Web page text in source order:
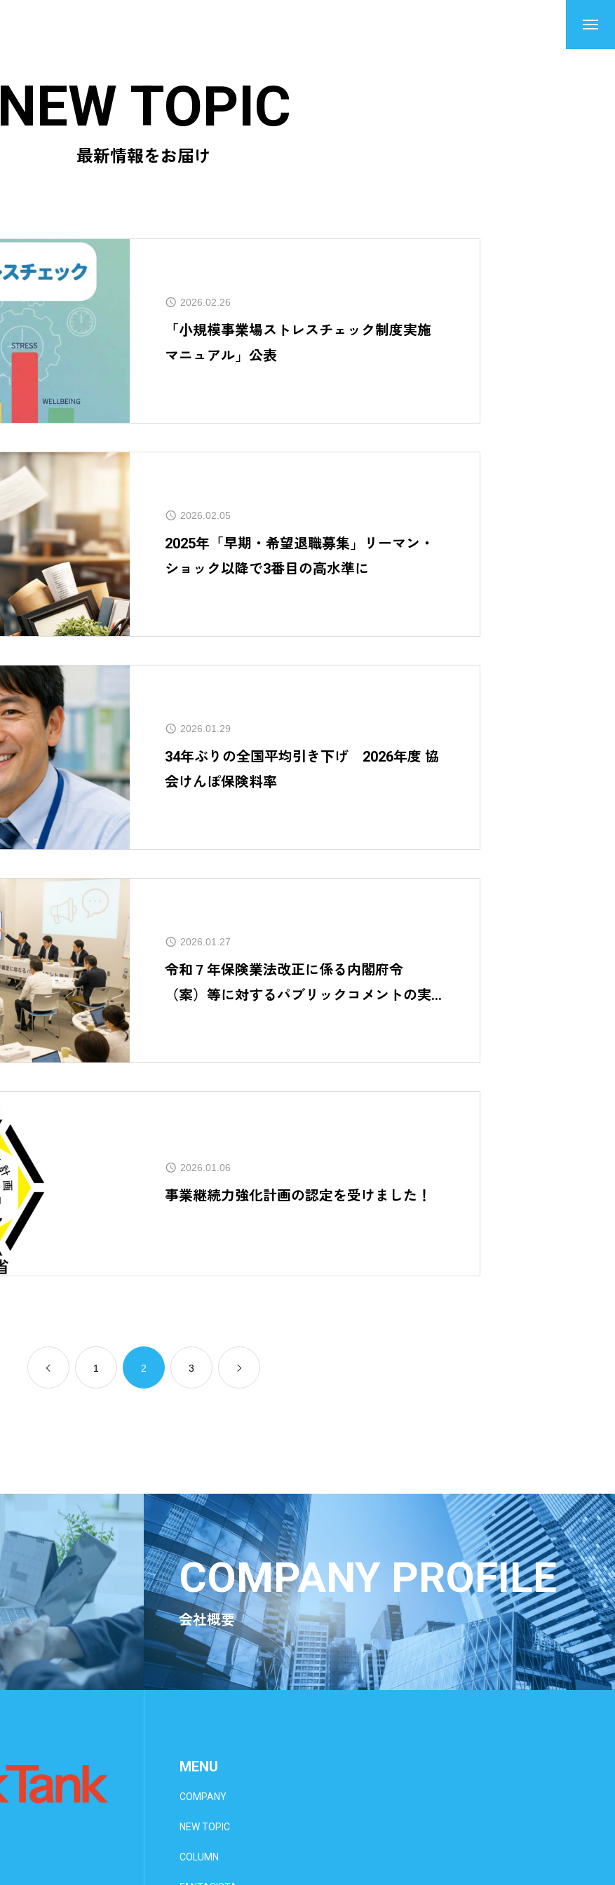
COMPANY
NEW TOPIC
最新情報
FANTASISTA
CSR ACTIVITIES
社会貢献活動
提案のご依頼
セキュリティーポリシー
NEW TOPIC
最新情報をお届け
2026.02.26
「小規模事業場ストレスチェック制度実施
マニュアル」公表
2026.02.05
2025年「早期・希望退職募集」リーマン・
ショック以降で3番目の高水準に
2026.01.29
34年ぶりの全国平均引き下げ 2026年度 協
会けんぽ保険料率
2026.01.27
令和７年保険業法改正に係る内閣府令
（案）等に対するパブリックコメントの実
2026.01.06
事業継続力強化計画の認定を受けました！
1 2 3
COMPANY PROFILE
会社概要
MENU
COMPANY
NEW TOPIC
COLUMN